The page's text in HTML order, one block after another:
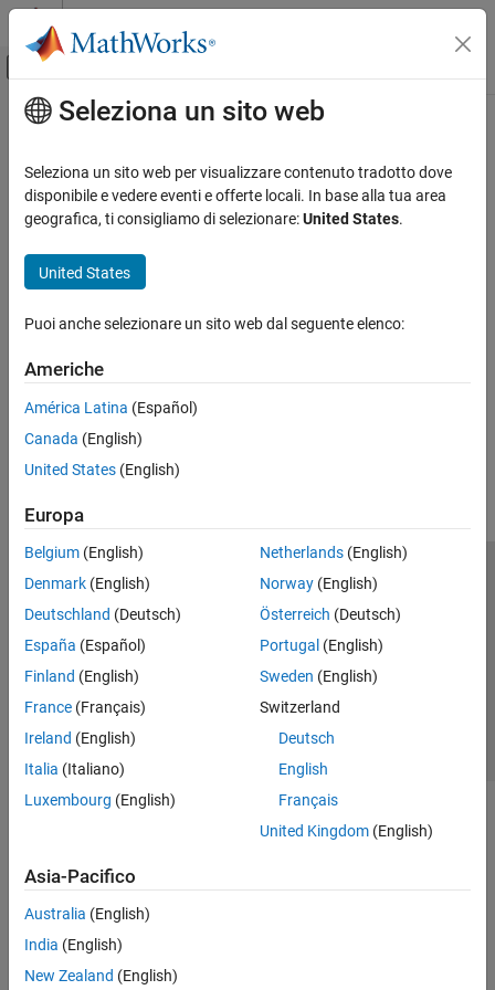
Vai al contenuto
Attiva/disattiva menu di navigazione
Pagina iniziale della documentazione
Contenuto principale
Seleziona un sito web
Seleziona un sito web per visualizzare contenuto tradotto dove
disponibile e vedere eventi e offerte locali. In base alla tua area
geografica, ti consigliamo di selezionare:United States.
United States
Puoi anche selezionare un sito web dal seguente elenco:
Americhe
América Latina (Español)
Canada (English)
United States (English)
Europa
Belgium (English)
Denmark (English)
Deutschland (Deutsch)
España (Español)
Finland (English)
France (Français)
Ireland (English)
Italia (Italiano)
Luxembourg (English)
Netherlands(English)
Norway(English)
Österreich (Deutsch)
Portugal (English)
Sweden (English)
Switzerland
Deutsch
English
Français
United Kingdom(English)
Asia-Pacifico
Australia (English)
India (English)
New Zealand (English)
Centro di fiducia
Informativa sulla privacy
Antipirateria
Stato dell'applicazione
Contatti
© 1994-2026 The MathWorks, Inc.